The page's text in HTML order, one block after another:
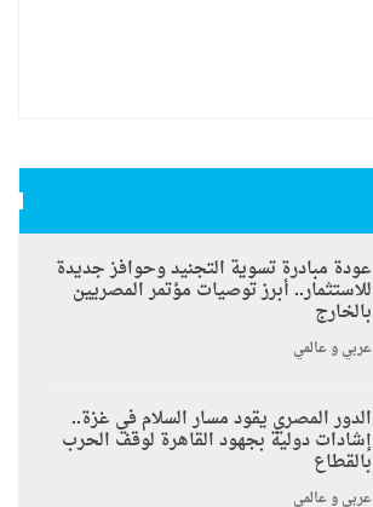
عودة مبادرة تسوية التجنيد وحوافز جديدة
للاستثمار.. أبرز توصيات مؤتمر المصريين
بالخارج
عربي و عالمي
الدور المصري يقود مسار السلام في غزة..
إشادات دولية بجهود القاهرة لوقف الحرب
بالقطاع
عربي و عالمي